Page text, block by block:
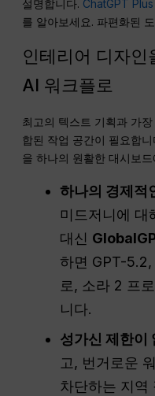
설명합니다. ChatGPT
를 알아보세요. 파편화된
인테리어 디자인
AI 워크플로
최고의 텍스트 기획과 가
합된 작업 공간이 필요합니
을 하나의 원활한 대시보
하나의 경제적
미드저니에 대
대신
하면 GPT-
로, 소라 2 프
니다.
성가신 제한이
고, 번거로운
차단하는 지역